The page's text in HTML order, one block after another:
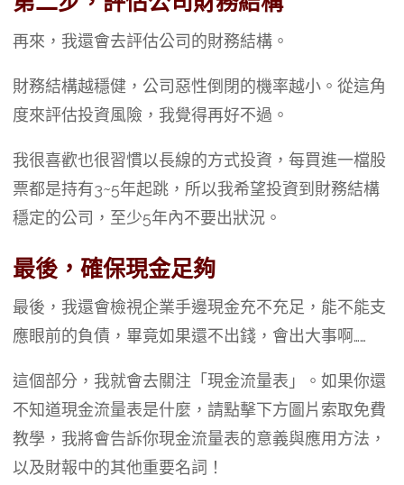
再來，我還會去評估公司的財務結構。
財務結構越穩健，公司惡性倒閉的機率越小。從這角
度來評估投資風險，我覺得再好不過。
我很喜歡也很習慣以長線的方式投資，每買進一檔股
票都是持有3~5年起跳，所以我希望投資到財務結構
穩定的公司，至少5年內不要出狀況。
最後，確保現金足夠
最後，我還會檢視企業手邊現金充不充足，能不能支
應眼前的負債，畢竟如果還不出錢，會出大事啊……
這個部分，我就會去關注「現金流量表」。如果你還
不知道現金流量表是什麼，請點擊下方圖片索取免費
教學，我將會告訴你現金流量表的意義與應用方法，
以及財報中的其他重要名詞！